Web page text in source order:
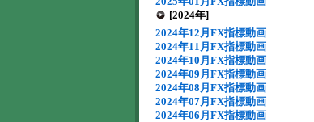
[2024年]
2024年12月FX指標動画
2024年11月FX指標動画
2024年10月FX指標動画
2024年09月FX指標動画
2024年08月FX指標動画
2024年07月FX指標動画
2024年06月FX指標動画